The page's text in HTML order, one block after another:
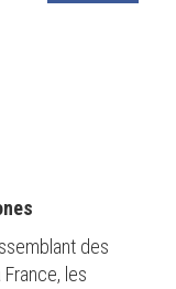
des
les